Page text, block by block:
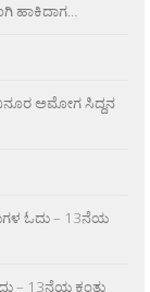
ಹಾಕಿದಾಗ…
ಅಮೋಗ ಸಿದ್ದನ
ಓದು – 13ನೆಯ
– 13ನೆಯ ಕಂತು